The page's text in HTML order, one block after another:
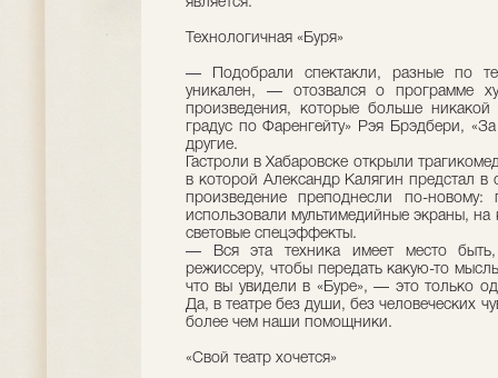
Технологичная «Буря»
— Подобрали спектакли, разные по
уникален, — отозвался о программе
произведения, которые больше
градус по Фаренгейту» Рэя Брэдбери,
другие.
Гастроли в Хабаровске открыли
в которой Александр Калягин предстал в
произведение преподнесли по-
использовали мультимедийные экраны,
световые спецэффекты.
— Вся эта техника имеет место
режиссеру, чтобы передать какую-то
что вы увидели в «Буре», — это только
Да, в театре без души, без человеческих
более чем наши помощники.
«Свой театр хочется»